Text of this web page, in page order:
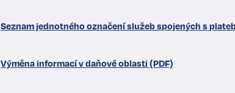
Seznam jednotného označení služeb spojených s
Výměna informací v daňové oblasti (PDF)